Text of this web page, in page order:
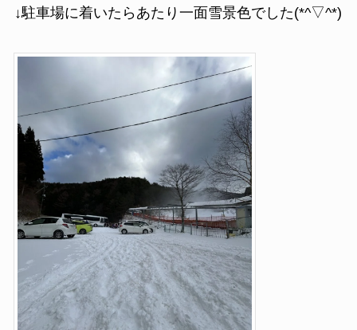
↓駐車場に着いたらあたり一面雪景色でした(*^▽^*)